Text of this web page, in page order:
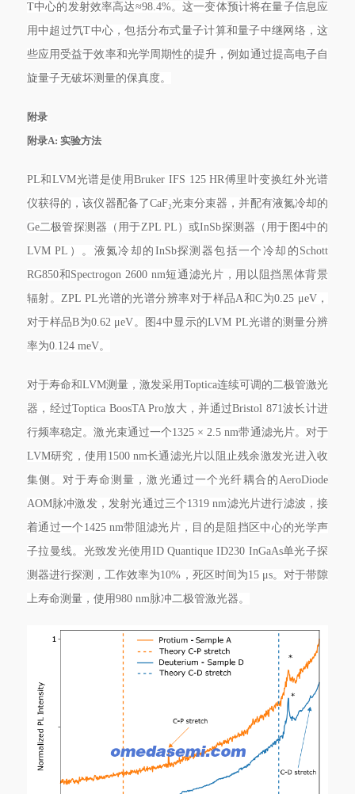
T中心的发射效率高达≈98.4%。这一变体预计将在量子信息应
用中超过氕T中心，包括分布式量子计算和量子中继网络，这
些应用受益于效率和光学周期性的提升，例如通过提高电子自
旋量子无破坏测量的保真度。
附录
附录A: 实验方法
PL和LVM光谱是使用Bruker IFS 125 HR傅里叶变换红外光谱
仪获得的，该仪器配备了CaF₂光束分束器，并配有液氮冷却的
Ge二极管探测器（用于ZPL PL）或InSb探测器（用于图4中的
LVM PL）。液氮冷却的InSb探测器包括一个冷却的Schott
RG850和Spectrogon 2600 nm短通滤光片，用以阻挡黑体背景
辐射。ZPL PL光谱的光谱分辨率对于样品A和C为0.25 μeV，
对于样品B为0.62 μeV。图4中显示的LVM PL光谱的测量分辨
率为0.124 meV。
对于寿命和LVM测量，激发采用Toptica连续可调的二极管激光
器，经过Toptica BoosTA Pro放大，并通过Bristol 871波长计进
行频率稳定。激光束通过一个1325 × 2.5 nm带通滤光片。对于
LVM研究，使用1500 nm长通滤光片以阻止残余激发光进入收
集侧。对于寿命测量，激光通过一个光纤耦合的AeroDiode
AOM脉冲激发，发射光通过三个1319 nm滤光片进行滤波，接
着通过一个1425 nm带阻滤光片，目的是阻挡区中心的光学声
子拉曼线。光致发光使用ID Quantique ID230 InGaAs单光子探
测器进行探测，工作效率为10%，死区时间为15 μs。对于带隙
上寿命测量，使用980 nm脉冲二极管激光器。